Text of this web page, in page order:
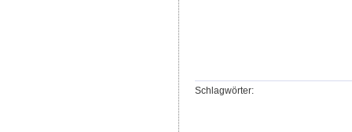
Schlagwörter: